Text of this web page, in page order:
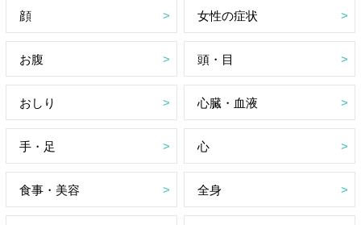
顔 女性の症状
お腹 頭・目
おしり 心臓・血液
手・足 心
食事・美容 全身